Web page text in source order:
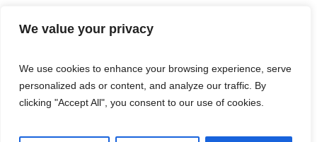
We value your privacy
We use cookies to enhance your browsing experience, serve
personalized ads or content, and analyze our traffic. By
clicking "Accept All", you consent to our use of cookies.